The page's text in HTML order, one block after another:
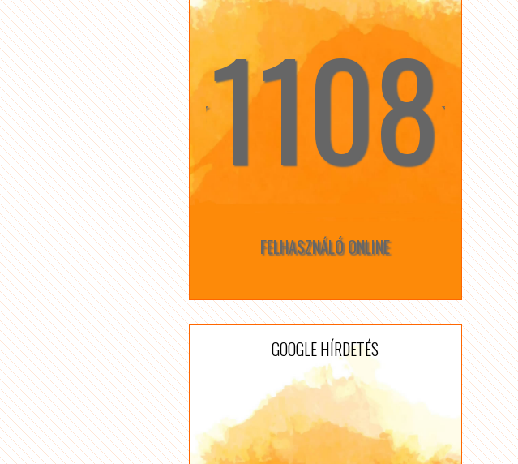
☆1108☆
FELHASZNÁLÓ ONLINE
GOOGLE HÍRDETÉS